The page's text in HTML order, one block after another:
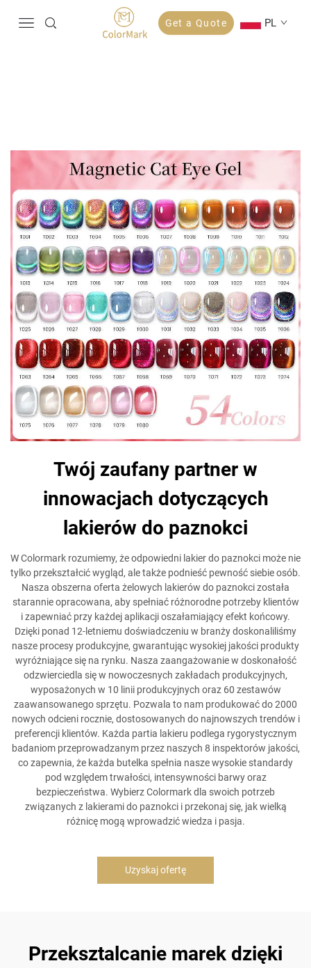
Get a Quote PL
Twój zaufany partner w
innowacjach dotyczących
lakierów do paznokci
W Colormark rozumiemy, że odpowiedni lakier do paznokci może nie
tylko przekształcić wygląd, ale także podnieść pewność siebie osób.
Nasza obszerna oferta żelowych lakierów do paznokci została
starannie opracowana, aby spełniać różnorodne potrzeby klientów
i zapewniać przy każdej aplikacji oszałamiający efekt końcowy.
Dzięki ponad 12-letniemu doświadczeniu w branży doskonaliliśmy
nasze procesy produkcyjne, gwarantując wysokiej jakości produkty
wyróżniające się na rynku. Nasza zaangażowanie w doskonałość
odzwierciedla się w nowoczesnych zakładach produkcyjnych,
wyposażonych w 10 linii produkcyjnych oraz 60 zestawów
zaawansowanego sprzętu. Pozwala to nam produkować do 2000
nowych odcieni rocznie, dostosowanych do najnowszych trendów i
preferencji klientów. Każda partia lakieru podlega rygorystycznym
badaniom przeprowadzanym przez naszych 8 inspektorów jakości,
co zapewnia, że każda butelka spełnia nasze wysokie standardy
pod względem trwałości, intensywności barwy oraz
bezpieczeństwa. Wybierz Colormark dla swoich potrzeb
związanych z lakierami do paznokci i przekonaj się, jak wielką
różnicę mogą wprowadzić wiedza i pasja.
Uzyskaj ofertę
Przeksztalcanie marek dzięki